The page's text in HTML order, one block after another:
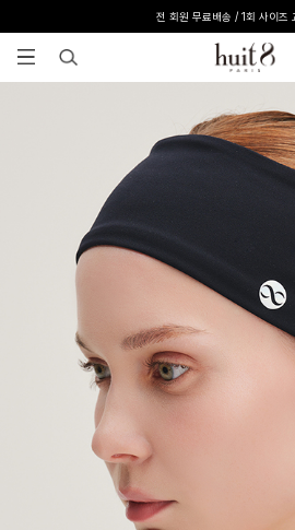
전 회원 무료배송 / 1회 사이즈